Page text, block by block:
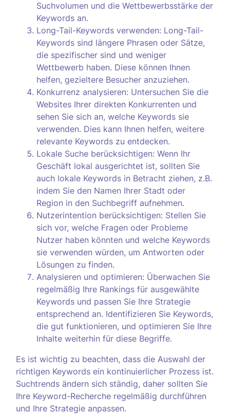
Suchvolumen und die Wettbewerbsstärke der
Keywords an.
Long-Tail-Keywords verwenden: Long-Tail-
Keywords sind längere Phrasen oder Sätze,
die spezifischer sind und weniger
Wettbewerb haben. Diese können Ihnen
helfen, gezieltere Besucher anzuziehen.
Konkurrenz analysieren: Untersuchen Sie die
Websites Ihrer direkten Konkurrenten und
sehen Sie sich an, welche Keywords sie
verwenden. Dies kann Ihnen helfen, weitere
relevante Keywords zu entdecken.
Lokale Suche berücksichtigen: Wenn Ihr
Geschäft lokal ausgerichtet ist, sollten Sie
auch lokale Keywords in Betracht ziehen, z.B.
indem Sie den Namen Ihrer Stadt oder
Region in den Suchbegriff aufnehmen.
Nutzerintention berücksichtigen: Stellen Sie
sich vor, welche Fragen oder Probleme
Nutzer haben könnten und welche Keywords
sie verwenden würden, um Antworten oder
Lösungen zu finden.
Analysieren und optimieren: Überwachen Sie
regelmäßig Ihre Rankings für ausgewählte
Keywords und passen Sie Ihre Strategie
entsprechend an. Identifizieren Sie Keywords,
die gut funktionieren, und optimieren Sie Ihre
Inhalte weiterhin für diese Begriffe.
Es ist wichtig zu beachten, dass die Auswahl der
richtigen Keywords ein kontinuierlicher Prozess ist.
Suchtrends ändern sich ständig, daher sollten Sie
Ihre Keyword-Recherche regelmäßig durchführen
und Ihre Strategie anpassen.